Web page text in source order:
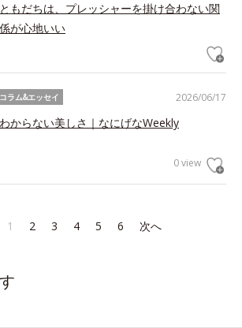
ともだちは、プレッシャーを掛け合わない関
係が心地いい
2026/06/17
コラム&エッセイ
わからない美しさ｜なにげなWeekly
0 view
1 2 3 4 5 6 次へ